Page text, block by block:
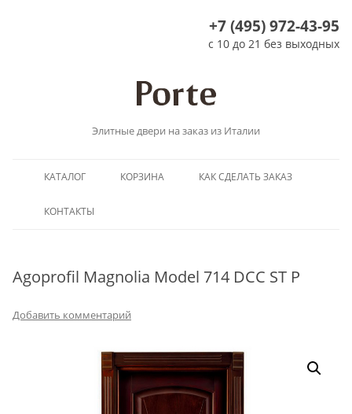
+7 (495) 972-43-95
с 10 до 21 без выходных
Элитные двери на заказ из Италии
КАТАЛОГ КОРЗИНА КАК СДЕЛАТЬ ЗАКАЗ
КОНТАКТЫ
Agoprofil Magnolia Model 714 DCC ST P
Добавить комментарий